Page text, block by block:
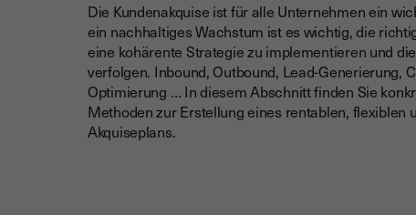
Die Kundenakquise ist für alle Unternehmen ein
ein nachhaltiges Wachstum ist es wichtig, die
eine kohärente Strategie zu implementieren und
verfolgen. Inbound, Outbound, Lead-Generierung,
Optimierung … In diesem Abschnitt finden Sie
Methoden zur Erstellung eines rentablen, flexiblen
Akquiseplans.